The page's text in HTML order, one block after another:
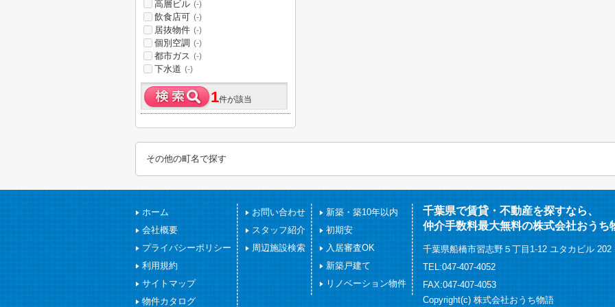
高層ビル (-)
飲食店可 (-)
居抜物件 (-)
個別空調 (-)
都市ガス (-)
下水道 (-)
1件が該当
その他の町名で探す
ホーム
会社概要
プライバシーポリシー
利用規約
サイトマップ
物件カタログ
お問い合わせ
スタッフ紹介
周辺施設検索
新築・築10年以内
初期安
入居審査OK
新築戸建て
リノベーション物件
千葉県で賃貸・不動産を探すなら、
仲介手数料最大無料の株式会社おうち
千葉県船橋市習志野５丁目1-12 ユタカビル 202
TEL:047-407-4052
FAX:047-407-4053
Copyright(c) 株式会社おうち物語